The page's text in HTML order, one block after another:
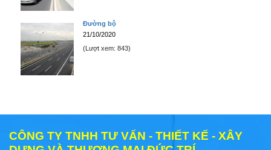
Đường bộ
21/10/2020
(Lượt xem: 843)
CÔNG TY TNHH TƯ VẤN - THIẾT KẾ - XÂY